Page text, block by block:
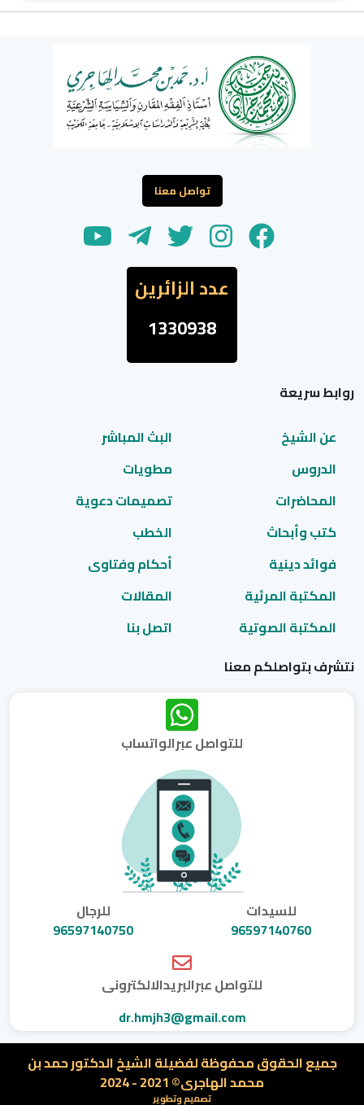
تواصل معنا
عدد الزائرين
1330938
روابط سريعة
عن الشيخ
البث المباشر
الدروس
مطويات
المحاضرات
تصميمات دعوية
كتب وأبحاث
الخطب
فوائد دينية
أحكام وفتاوى
المكتبة المرئية
المقالات
المكتبة الصوتية
اتصل بنا
نتشرف بتواصلكم معنا
للتواصل عبرالواتساب
للسيدات
96597140760
للرجال
96597140750
للتواصل عبرالبريدالالكترونى
dr.hmjh3@gmail.com
جميع الحقوق محفوظة لفضيلة الشيخ الدكتور حمد بن
محمد الهاجرى© 2021 - 2024
تصميم وتطوير